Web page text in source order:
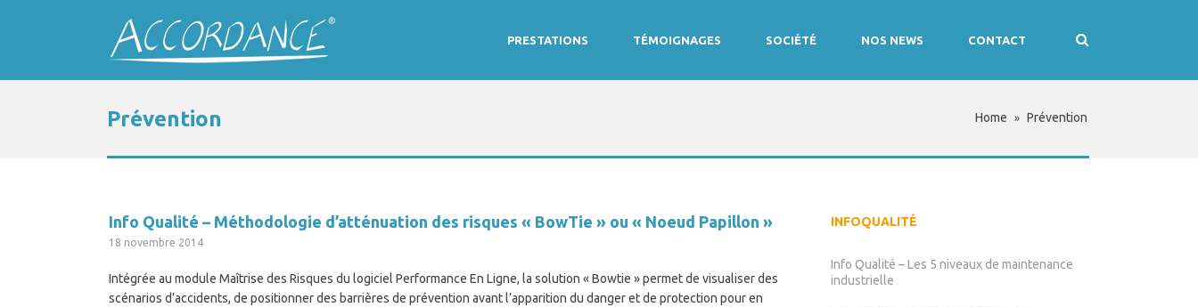
PRESTATIONS TÉMOIGNAGES SOCIÉTÉ NOS NEWS CONTACT
Prévention Home » Prévention
Info Qualité – Méthodologie d’atténuation des risques « BowTie » ou « Noeud Papillon »
18 novembre 2014
Intégrée au module Maîtrise des Risques du logiciel Performance En Ligne, la solution « Bowtie » permet de visualiser des
scénarios d’accidents, de positionner des barrières de prévention avant l’apparition du danger et de protection pour en
INFOQUALITÉ
Info Qualité – Les 5 niveaux de maintenance
industrielle